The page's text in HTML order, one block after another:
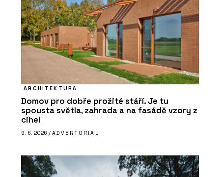
ARCHITEKTURA
Domov pro dobře prožité stáří. Je tu
spousta světla, zahrada a na fasádě vzory z
cihel
9. 6. 2026 / ADVERTORIAL